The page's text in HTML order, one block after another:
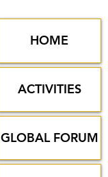
HOME
ACTIVITIES
GLOBAL FORUM